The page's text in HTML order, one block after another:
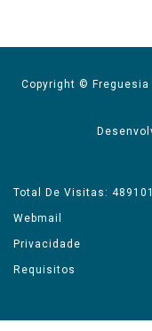
Copyright © Freguesia
Total De Visitas: 489101
Webmail
Privacidade
Requisitos